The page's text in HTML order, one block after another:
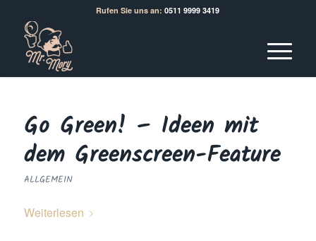
Rufen Sie uns an: 0511 9999 3419
Go Green! – Ideen mit
dem Greenscreen-Feature
ALLGEMEIN
Weiterlesen